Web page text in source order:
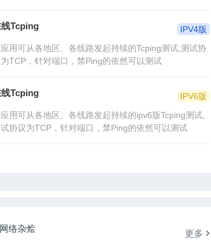
Tcping
IPV4版
用可从各地区、各线路发起持续的Tcping测试,测试协
TCP，针对端口，禁Ping的依然可以测试
Tcping
IPV6版
用可从各地区、各线路发起持续的ipv6版Tcping测试,
协议为TCP，针对端口，禁Ping的依然可以测试
网络杂烩 更多